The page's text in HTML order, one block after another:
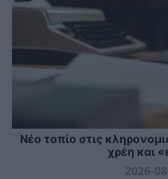
Νέο τοπίο στις
χρέη και
2026-